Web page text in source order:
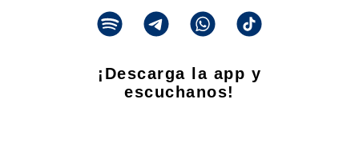
¡Descarga la app y
escuchanos!